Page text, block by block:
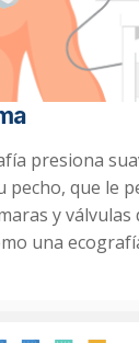
presiona
pecho, que le
y
una